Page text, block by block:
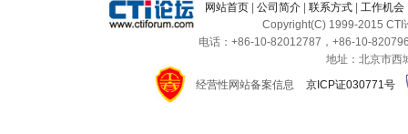
网站首页 公司简介 联系方式 工作机会
Copyright(C) 1999-2015 CTI
电话：+86-10-82012787，+86-10-
地址：北京市西
经营性网站备案信息
京ICP证030771号